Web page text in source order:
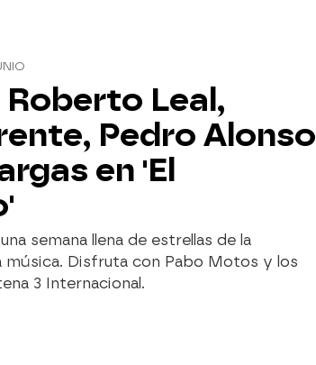
Leal,
Pedro Alonso
en 'El
semana llena de estrellas de la
Disfruta con Pabo Motos y los
3 Internacional.